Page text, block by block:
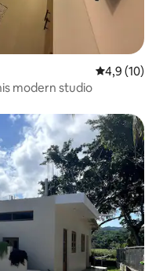
Priemerné
4,9 (10)
modern studio